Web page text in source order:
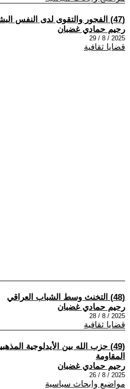
(47) الفجور والتقوى لدى النفس البشرية
رحيم حمادي غضبان
2025 / 8 / 29
قضايا ثقافية
(48) التخنث وسط الشباب العراقي
رحيم حمادي غضبان
2025 / 8 / 28
قضايا ثقافية
(49) حزب الله بين الأيدلوجية
المقاومة
رحيم حمادي غضبان
2025 / 8 / 26
مواضيع وابحاث سياسية